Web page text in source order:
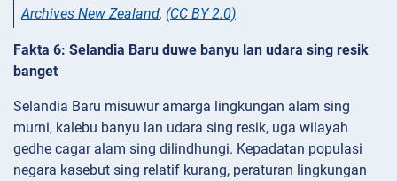
Archives New Zealand, (CC BY 2.0)
Fakta 6: Selandia Baru duwe banyu lan udara sing resik
banget
Selandia Baru misuwur amarga lingkungan alam sing
murni, kalebu banyu lan udara sing resik, uga wilayah
gedhe cagar alam sing dilindhungi. Kepadatan populasi
negara kasebut sing relatif kurang, peraturan lingkungan